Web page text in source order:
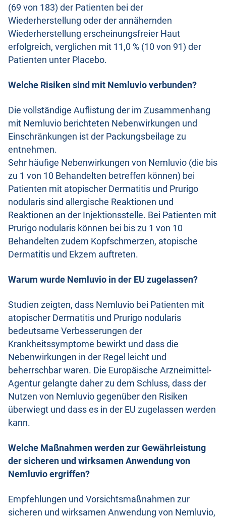
(69 von 183) der Patienten bei der
Wiederherstellung oder der annähernden
Wiederherstellung erscheinungsfreier Haut
erfolgreich, verglichen mit 11,0 % (10 von 91) der
Patienten unter Placebo.
Welche Risiken sind mit Nemluvio verbunden?
Die vollständige Auflistung der im Zusammenhang
mit Nemluvio berichteten Nebenwirkungen und
Einschränkungen ist der Packungsbeilage zu
entnehmen.
Sehr häufige Nebenwirkungen von Nemluvio (die bis
zu 1 von 10 Behandelten betreffen können) bei
Patienten mit atopischer Dermatitis und Prurigo
nodularis sind allergische Reaktionen und
Reaktionen an der Injektionsstelle. Bei Patienten mit
Prurigo nodularis können bei bis zu 1 von 10
Behandelten zudem Kopfschmerzen, atopische
Dermatitis und Ekzem auftreten.
Warum wurde Nemluvio in der EU zugelassen?
Studien zeigten, dass Nemluvio bei Patienten mit
atopischer Dermatitis und Prurigo nodularis
bedeutsame Verbesserungen der
Krankheitssymptome bewirkt und dass die
Nebenwirkungen in der Regel leicht und
beherrschbar waren. Die Europäische Arzneimittel-
Agentur gelangte daher zu dem Schluss, dass der
Nutzen von Nemluvio gegenüber den Risiken
überwiegt und dass es in der EU zugelassen werden
kann.
Welche Maßnahmen werden zur Gewährleistung
der sicheren und wirksamen Anwendung von
Nemluvio ergriffen?
Empfehlungen und Vorsichtsmaßnahmen zur
sicheren und wirksamen Anwendung von Nemluvio,